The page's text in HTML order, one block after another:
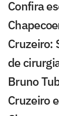
Confira
Cruzeiro:
de
Bruno
Cruzeiro